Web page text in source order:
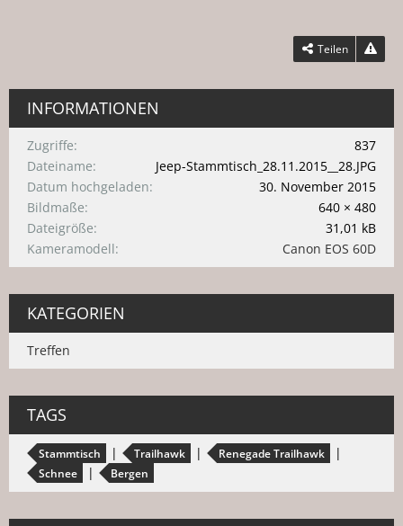
Teilen
INFORMATIONEN
Zugriffe
837
Dateiname
Jeep-Stammtisch_28.11.2015__28.JPG
Datum hochgeladen
30. November 2015
Bildmaße
640 × 480
Dateigröße
31,01 kB
Kameramodell
Canon EOS 60D
KATEGORIEN
Treffen
TAGS
Stammtisch Trailhawk
Renegade Trailhawk
Schnee
Bergen